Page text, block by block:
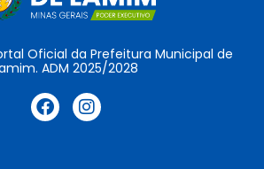
Oficial da Prefeitura Municipal de
ADM 2025/2028